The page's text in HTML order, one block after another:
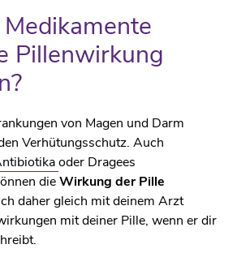
Pillenwirkung
von Magen und Darm
Verhütungsschutz. Auch
oder Dragees
dieWirkung der Pille
daher gleich mit deinem Arzt
mit deiner Pille, wenn er dir